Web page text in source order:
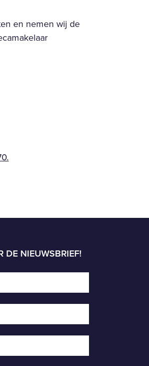
en nemen wij de
DE NIEUWSBRIEF!